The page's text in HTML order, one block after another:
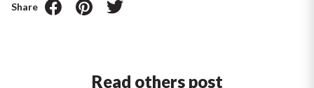
Share
Read others post